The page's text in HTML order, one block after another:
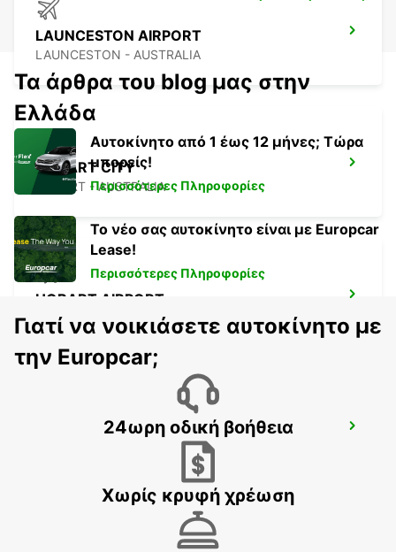
LAUNCESTON AIRPORT
LAUNCESTON - AUSTRALIA
HOBART CITY
HOBART - AUSTRALIA
HOBART AIRPORT
CAMBRIDGE - AUSTRALIA
MELBOURNE FRANKSTON
FRANKSTON - AUSTRALIA
Τα άρθρα του blog μας στην
Ελλάδα
Αυτοκίνητο από 1 έως 12 μήνες; Τώρα
μπορείς!
Περισσότερες Πληροφορίες
Το νέο σας αυτοκίνητο είναι με Europcar
Lease!
Περισσότερες Πληροφορίες
Γιατί να νοικιάσετε αυτοκίνητο με
την Europcar;
24ωρη οδική βοήθεια
Χωρίς κρυφή χρέωση